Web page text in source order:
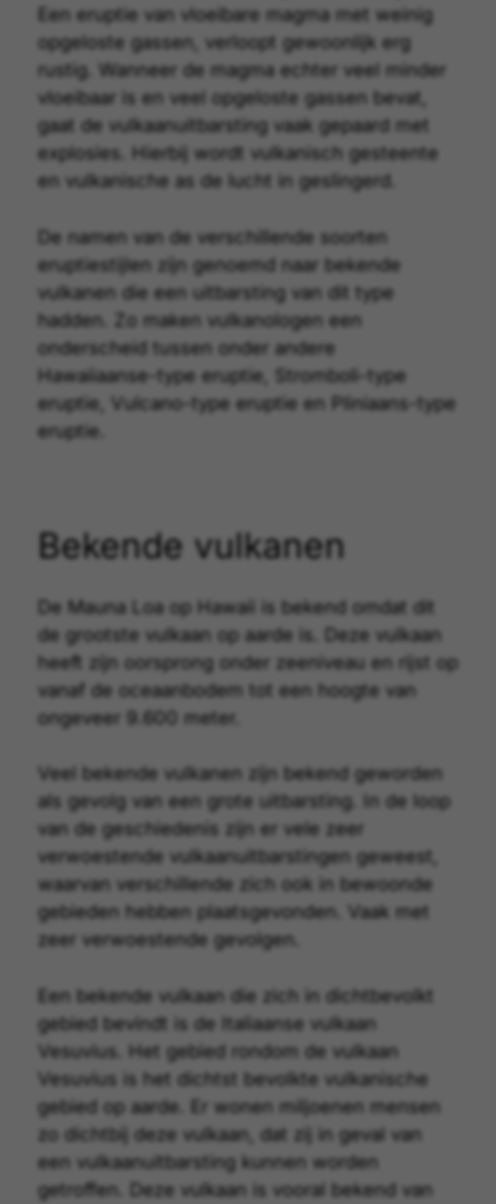
Een eruptie van vloeibare magma met weinig
opgeloste gassen, verloopt gewoonlijk erg
rustig. Wanneer de magma echter veel minder
vloeibaar is en veel opgeloste gassen bevat,
gaat de vulkaanuitbarsting vaak gepaard met
explosies. Hierbij wordt vulkanisch gesteente
en vulkanische as de lucht in geslingerd.
De namen van de verschillende soorten
eruptiestijlen zijn genoemd naar bekende
vulkanen die een uitbarsting van dit type
hadden. Zo maken vulkanologen een
onderscheid tussen onder andere
Hawaiiaanse-type eruptie
Stromboli-type
eruptie
Vulcano-type eruptie en Pliniaans-type
eruptie
Bekende vulkanen
De Mauna Loa op Hawaii is bekend omdat dit
de grootste vulkaan op aarde is. Deze vulkaan
heeft zijn oorsprong onder zeeniveau en rijst op
vanaf de oceaanbodem tot een hoogte van
ongeveer 9.600 meter.
Veel bekende vulkanen zijn bekend geworden
als gevolg van een grote uitbarsting. In de loop
van de geschiedenis zijn er vele zeer
verwoestende vulkaanuitbarstingen geweest,
waarvan verschillende zich ook in bewoonde
gebieden hebben plaatsgevonden. Vaak met
zeer verwoestende gevolgen.
Een bekende vulkaan die zich in dichtbevolkt
gebied bevindt is de Italiaanse vulkaan
Vesuvius. Het gebied rondom de vulkaan
Vesuvius is het dichtst bevolkte vulkanische
gebied op aarde. Er wonen miljoenen mensen
zo dichtbij deze vulkaan, dat zij in geval van
een vulkaanuitbarsting kunnen worden
getroffen. Deze vulkaan is vooral bekend van